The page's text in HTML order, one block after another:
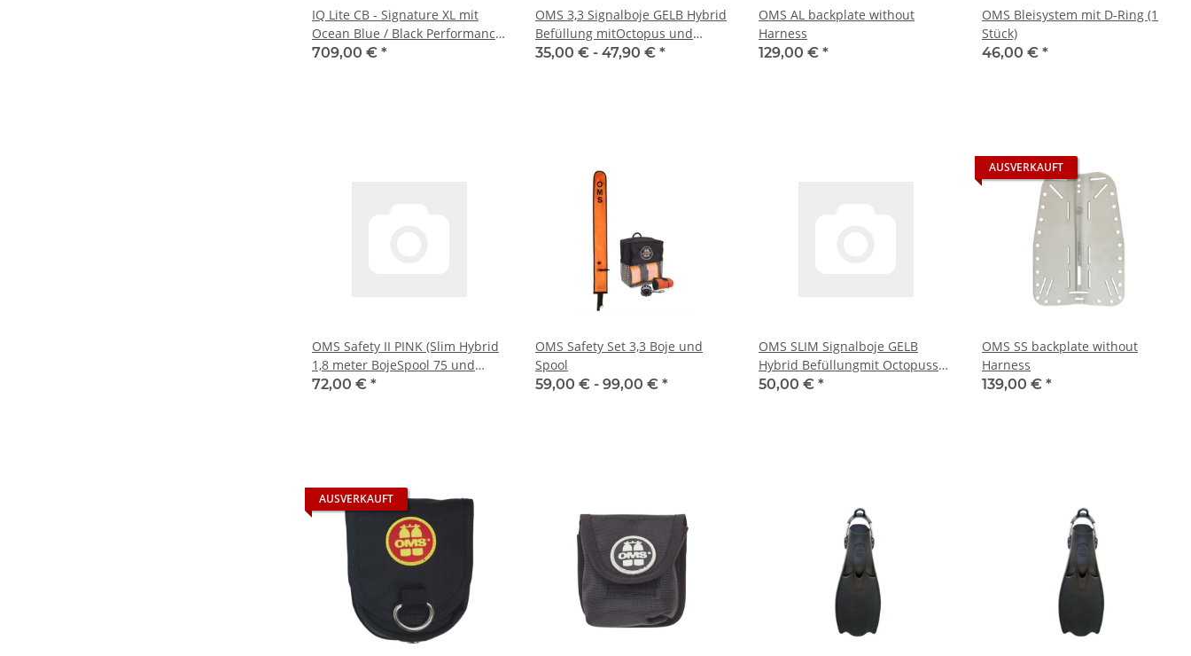
IQ Lite CB - Signature XL mit
Ocean Blue / Black Performance
Mono 32 lb(~14,5 kg)
709,00 € *
OMS 3,3 Signalboje GELB Hybrid
Befüllung mitOctopus und
Inflator, Länge ca. 1,0 Meter
35,00 € - 47,90 € *
OMS AL backplate without
Harness
129,00 € *
OMS Bleisystem mit D-Ring (1
Stück)
46,00 € *
OMS Safety II PINK (Slim Hybrid
1,8 meter BojeSpool 75 und
Safety Pocket)
72,00 € *
OMS Safety Set 3,3 Boje und
Spool
59,00 € - 99,00 € *
OMS SLIM Signalboje GELB
Hybrid Befüllungmit Octopuss
und Inflator, Länge ca. 1,8 Mete
50,00 € *
AUSVERKAUFT
OMS SS backplate without
Harness
139,00 € *
AUSVERKAUFT